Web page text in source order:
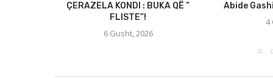
ÇERAZELA KONDI : BUKA QË ”
FLISTE”!
6 Gusht, 2026
Abide
4